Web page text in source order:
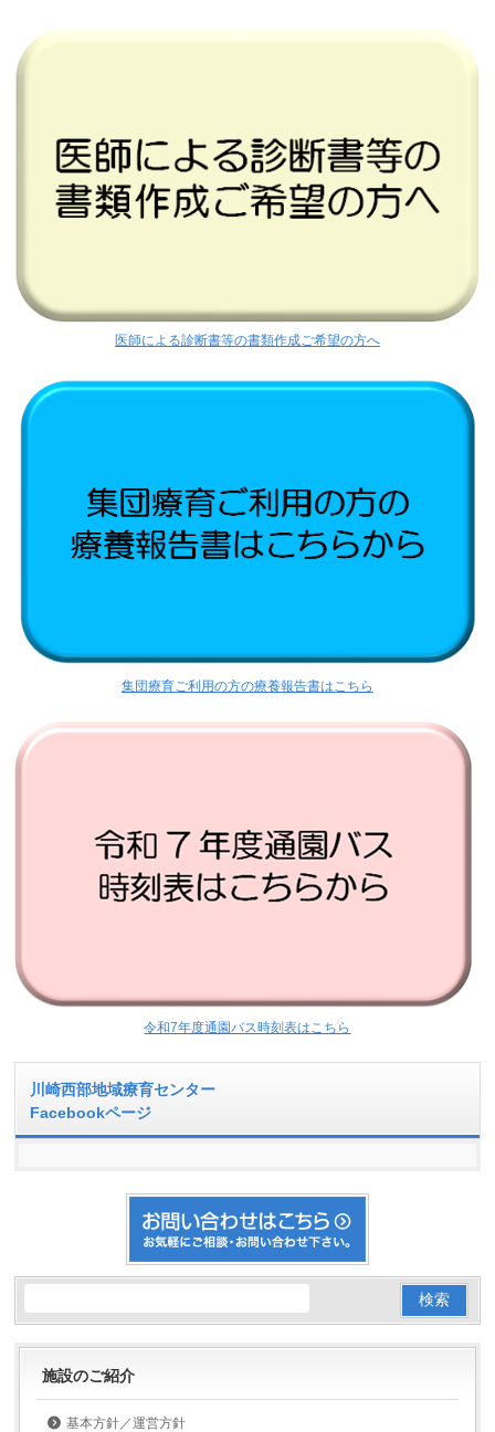
医師による診断書等の書類作成ご希望の方へ
集団療育ご利用の方の療養報告書はこちら
令和7年度通園バス時刻表はこちら
川崎西部地域療育センター
Facebookページ
施設のご紹介
基本方針／運営方針